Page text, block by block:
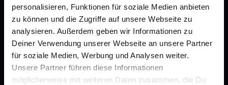
personalisieren, Funktionen für soziale Medien anbieten
zu können und die Zugriffe auf unsere Webseite zu
analysieren. Außerdem geben wir Informationen zu
Deiner Verwendung unserer Webseite an unsere Partner
für soziale Medien, Werbung und Analysen weiter.
Unsere Partner führen diese Informationen
möglicherweise mit weiteren Daten zusammen, die Du
gesund.de
Über uns
Karriere
Newsletter